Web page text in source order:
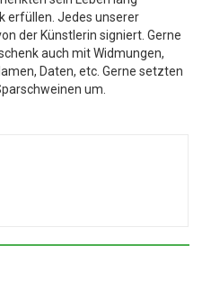
erfüllen. Jedes unserer
der Künstlerin signiert. Gerne
auch mit Widmungen,
Daten, etc. Gerne setzten
um.